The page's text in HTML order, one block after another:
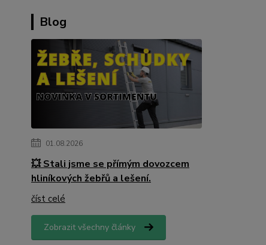
Blog
01.08.2026
💥 Stali jsme se přímým dovozcem
hliníkových žebřů a lešení.
číst celé
Zobrazit všechny články